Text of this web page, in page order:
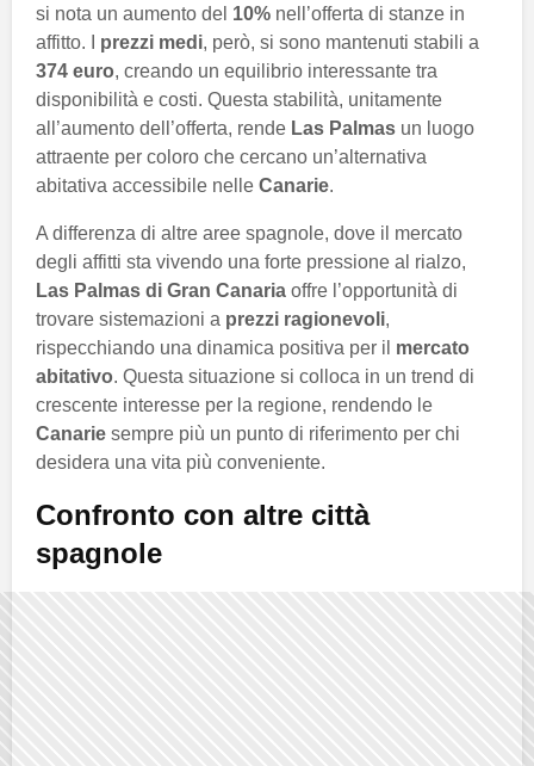
si nota un aumento del 10% nell’offerta di stanze in
affitto. I prezzi medi, però, si sono mantenuti stabili a
374 euro, creando un equilibrio interessante tra
disponibilità e costi. Questa stabilità, unitamente
all’aumento dell’offerta, rende Las Palmas un luogo
attraente per coloro che cercano un’alternativa
abitativa accessibile nelle Canarie.
A differenza di altre aree spagnole, dove il mercato
degli affitti sta vivendo una forte pressione al rialzo,
Las Palmas di Gran Canaria offre l’opportunità di
trovare sistemazioni a prezzi ragionevoli,
rispecchiando una dinamica positiva per il mercato
abitativo. Questa situazione si colloca in un trend di
crescente interesse per la regione, rendendo le
Canarie sempre più un punto di riferimento per chi
desidera una vita più conveniente.
Confronto con altre città
spagnole